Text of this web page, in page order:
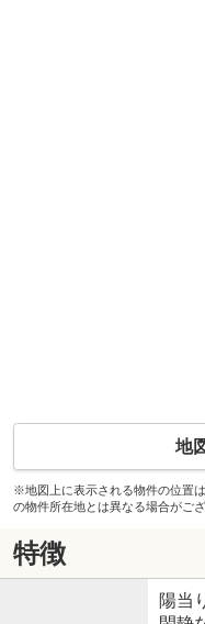
地
※地図上に表示される物件の位置
の物件所在地とは異なる場合がござ
特徴
陽当